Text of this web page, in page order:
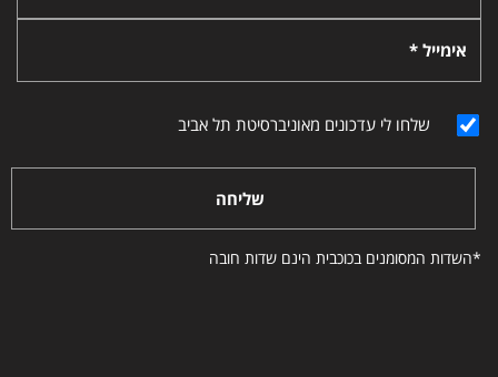
אימייל *
שלחו לי עדכונים מאוניברסיטת תל אביב
שליחה
*השדות המסומנים בכוכבית הינם שדות חובה